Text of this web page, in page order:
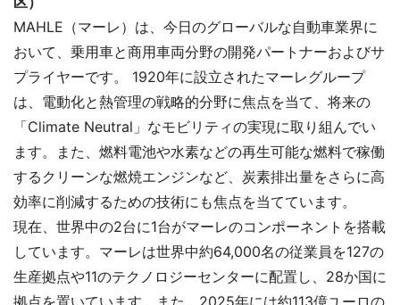
MAHLE（マーレ）は、今日のグローバルな自動車業界に
おいて、乗用車と商用車両分野の開発パートナーおよびサ
プライヤーです。 1920年に設立されたマーレグループ
は、電動化と熱管理の戦略的分野に焦点を当て、将来の
「Climate Neutral」なモビリティの実現に取り組んでい
ます。また、燃料電池や水素などの再生可能な燃料で稼働
するクリーンな燃焼エンジンなど、炭素排出量をさらに高
効率に削減するための技術にも焦点を当てています。
現在、世界中の2台に1台がマーレのコンポーネントを搭載
しています。マーレは世界中約64,000名の従業員を127の
生産拠点や11のテクノロジーセンターに配置し、28か国に
拠点を置いています。また、2025年には約113億ユーロの